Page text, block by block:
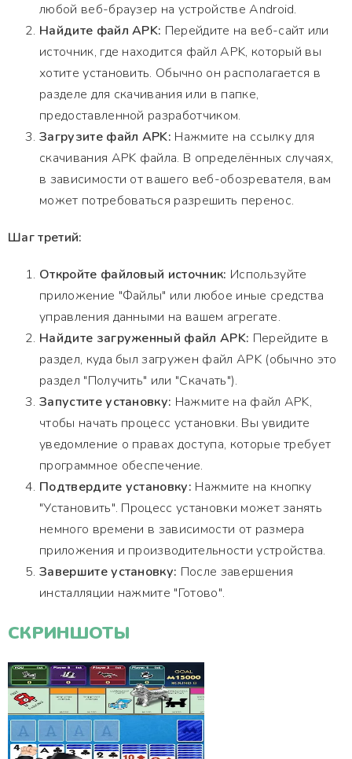
любой веб-браузер на устройстве Android.
Найдите файл APK: Перейдите на веб-сайт или
источник, где находится файл APK, который вы
хотите установить. Обычно он располагается в
разделе для скачивания или в папке,
предоставленной разработчиком.
Загрузите файл APK: Нажмите на ссылку для
скачивания APK файла. В определённых случаях,
в зависимости от вашего веб-обозревателя, вам
может потребоваться разрешить перенос.
Шаг третий:
Откройте файловый источник: Используйте
приложение "Файлы" или любое иные средства
управления данными на вашем агрегате.
Найдите загруженный файл APK: Перейдите в
раздел, куда был загружен файл APK (обычно это
раздел "Получить" или "Скачать").
Запустите установку: Нажмите на файл APK,
чтобы начать процесс установки. Вы увидите
уведомление о правах доступа, которые требует
программное обеспечение.
Подтвердите установку: Нажмите на кнопку
"Установить". Процесс установки может занять
немного времени в зависимости от размера
приложения и производительности устройства.
Завершите установку: После завершения
инсталляции нажмите "Готово".
СКРИНШОТЫ